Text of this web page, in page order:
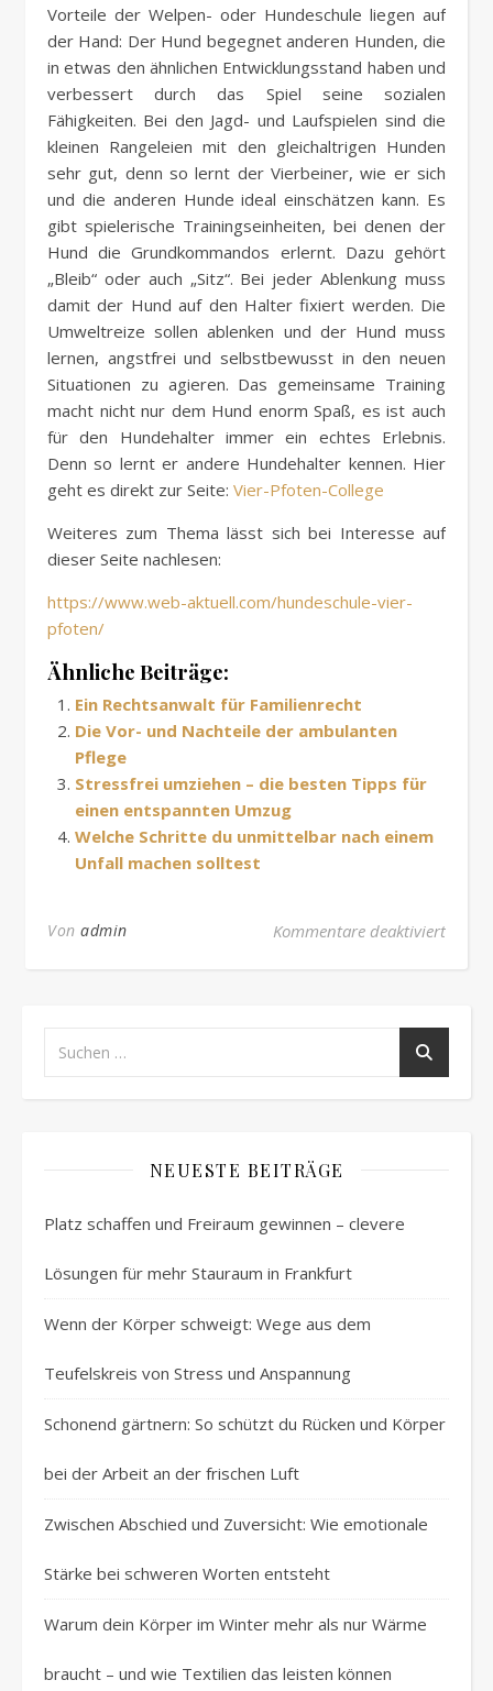
Vorteile der Welpen- oder Hundeschule liegen auf
der Hand: Der Hund begegnet anderen Hunden, die
in etwas den ähnlichen Entwicklungsstand haben und
verbessert durch das Spiel seine sozialen
Fähigkeiten. Bei den Jagd- und Laufspielen sind die
kleinen Rangeleien mit den gleichaltrigen Hunden
sehr gut, denn so lernt der Vierbeiner, wie er sich
und die anderen Hunde ideal einschätzen kann. Es
gibt spielerische Trainingseinheiten, bei denen der
Hund die Grundkommandos erlernt. Dazu gehört
„Bleib“ oder auch „Sitz“. Bei jeder Ablenkung muss
damit der Hund auf den Halter fixiert werden. Die
Umweltreize sollen ablenken und der Hund muss
lernen, angstfrei und selbstbewusst in den neuen
Situationen zu agieren. Das gemeinsame Training
macht nicht nur dem Hund enorm Spaß, es ist auch
für den Hundehalter immer ein echtes Erlebnis.
Denn so lernt er andere Hundehalter kennen. Hier
geht es direkt zur Seite: Vier-Pfoten-College
Weiteres zum Thema lässt sich bei Interesse auf
dieser Seite nachlesen:
https://www.web-aktuell.com/hundeschule-vier-
pfoten/
Ähnliche Beiträge:
Ein Rechtsanwalt für Familienrecht
Die Vor- und Nachteile der ambulanten
Pflege
Stressfrei umziehen – die besten Tipps für
einen entspannten Umzug
Welche Schritte du unmittelbar nach einem
Unfall machen solltest
Von admin Kommentare deaktiviertfür
NEUESTE BEITRÄGE
Platz schaffen und Freiraum gewinnen – clevere
Lösungen für mehr Stauraum in Frankfurt
Wenn der Körper schweigt: Wege aus dem
Teufelskreis von Stress und Anspannung
Schonend gärtnern: So schützt du Rücken und Körper
bei der Arbeit an der frischen Luft
Zwischen Abschied und Zuversicht: Wie emotionale
Stärke bei schweren Worten entsteht
Warum dein Körper im Winter mehr als nur Wärme
braucht – und wie Textilien das leisten können